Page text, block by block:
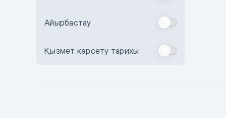
Бежевый
Комбинированный
Айырбастау
Қызмет көрсету тарихы